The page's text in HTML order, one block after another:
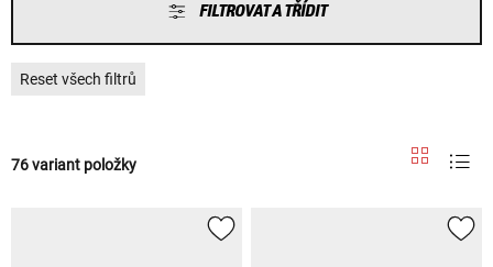
FILTROVAT A TŘÍDIT
Reset všech filtrů
76 variant položky